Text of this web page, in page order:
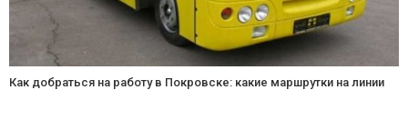
Как добраться на работу в Покровске: какие маршрутки на линии